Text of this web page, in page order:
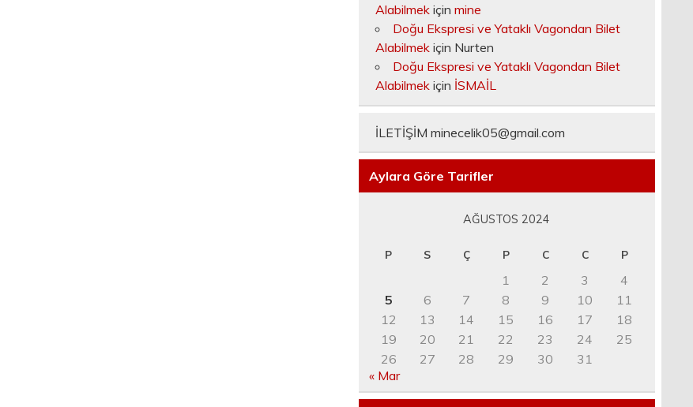
Alabilmek içinmine
Doğu Ekspresi ve Yataklı Vagondan Bilet
Alabilmek için Nurten
Doğu Ekspresi ve Yataklı Vagondan Bilet
Alabilmek için İSMAİL
İLETİŞİMminecelik05@gmail.com
Aylara Göre Tarifler
AĞUSTOS 2024
P S Ç P C C P
1 2 3
4
5
6 7 8 9 10
11
12
13 14 15 16 17
18
19
20 21 22 23 24
25
26
27 28 29 30
31
« Mar